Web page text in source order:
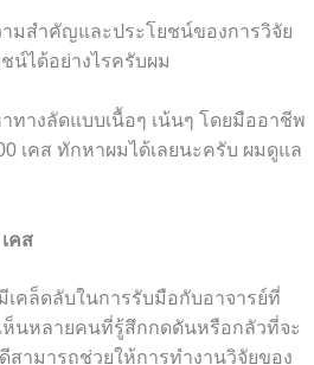
มสำคัญและประโยชน์ของการวิจัย
น์ได้อย่างไรครับผม
างลัดแบบเนื้อๆ เน้นๆ โดยมืออาชีพ
เคส ทักหาผมได้เลยนะครับ ผมดูแล
คส
คล็ดลับในการรับมือกับอาจารย์ที่
ห็นหลายคนที่รู้สึกกดดันหรือกลัวที่จะ
สามารถช่วยให้การทำงานวิจัยของ